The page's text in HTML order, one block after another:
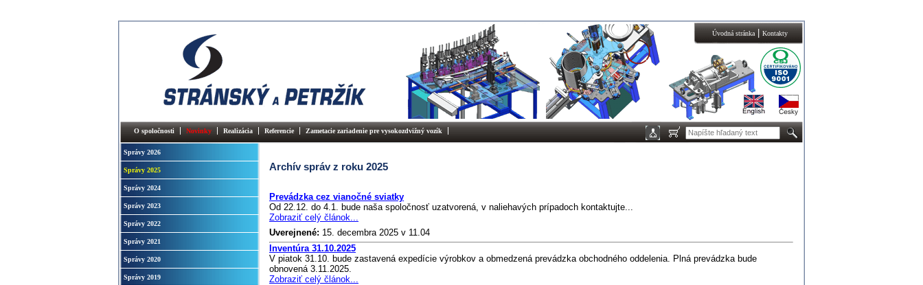
Úvodná stránka| Kontakty
O spoločnosti Novinky Realizácia Referencie Zametacie zariadenie pre vysokozdvižný vozík
Správy 2026
Správy 2025
Správy 2024
Správy 2023
Správy 2022
Správy 2021
Správy 2020
Správy 2019
Archív správ z roku 2025
Prevádzka cez vianočné sviatky
Od 22.12. do 4.1. bude naša spoločnosť uzatvorená, v naliehavých prípadoch kontaktujte...
Zobraziť celý článok...
Uverejnené: 15. decembra 2025 v 11.04
Inventúra 31.10.2025
V piatok 31.10. bude zastavená expedície výrobkov a obmedzená prevádzka obchodného oddelenia. Plná prevádzka bude
obnovená 3.11.2025.
Zobraziť celý článok...